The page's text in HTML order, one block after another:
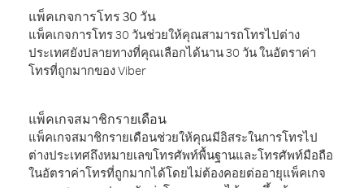
แพ็คเกจการโทร 30 วัน
แพ็คเกจการโทร 30 วันช่วยให้คุณสามารถโทรไปต่าง
ประเทศยังปลายทางที่คุณเลือกได้นาน 30 วัน ในอัตราค่า
โทรที่ถูกมากของ Viber
แพ็คเกจสมาชิกรายเดือน
แพ็คเกจสมาชิกรายเดือนช่วยให้คุณมีอิสระในการโทรไป
ต่างประเทศถึงหมายเลขโทรศัพท์พื้นฐานและโทรศัพท์มือถือ
ในอัตราค่าโทรที่ถูกมากได้โดยไม่ต้องคอยต่ออายุแพ็คเกจ